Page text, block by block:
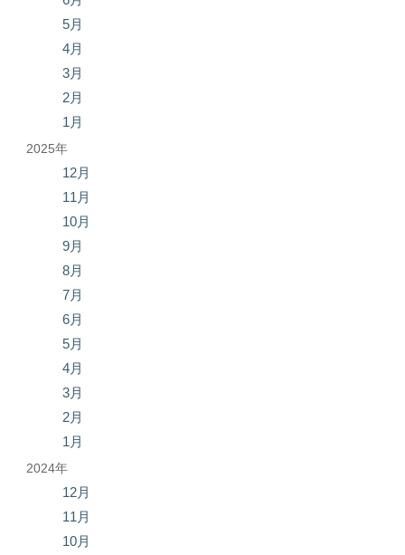
5月
4月
3月
2月
1月
2025年
12月
11月
10月
9月
8月
7月
6月
5月
4月
3月
2月
1月
2024年
12月
11月
10月